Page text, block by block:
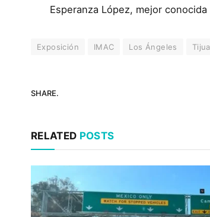
Esperanza López, mejor conocida
Exposición IMAC Los Ángeles
SHARE.
RELATED POSTS